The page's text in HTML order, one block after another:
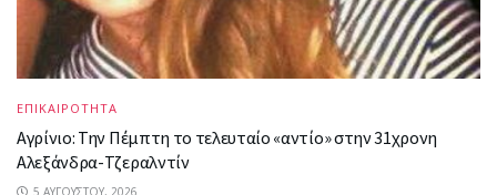
ΕΠΙΚΑΙΡΟΤΗΤΑ
Αγρίνιο: Την Πέμπτη το τελευταίο «αντίο» στην 31χρονη
Αλεξάνδρα-Τζεραλντίν
5 ΑΥΓΟΎΣΤΟΥ, 2026